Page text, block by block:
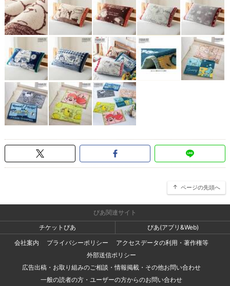
ページの先頭へ
ぴあ関連サイト
チケットぴあ
ぴあ(アプリ&Web)
会社案内
プライバシーポリシー
アクセスデータの利用・著作権等
外部送信ポリシー
広告出稿・お取り組みのご相談・情報掲載・その他お問い合わせ
一般の読者の方・ユーザーの方からのお問い合わせ